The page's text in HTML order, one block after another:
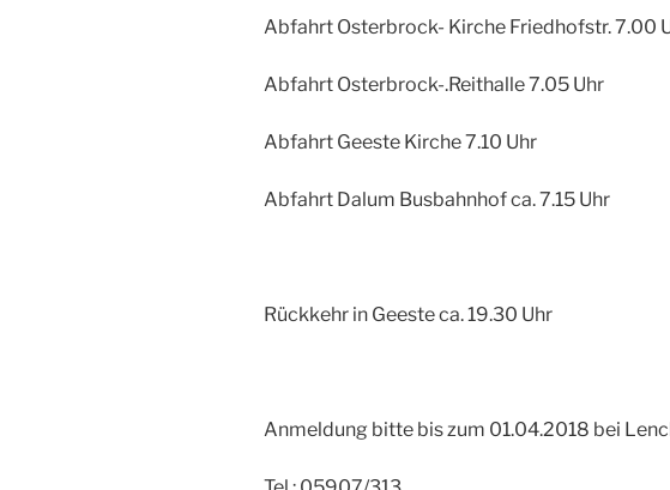
Abfahrt Osterbrock- Kirche Friedhofstr. 7.00
Abfahrt Osterbrock-.Reithalle 7.05 Uhr
Abfahrt Geeste Kirche 7.10 Uhr
Abfahrt Dalum Busbahnhof ca. 7.15 Uhr
Rückkehr in Geeste ca. 19.30 Uhr
Anmeldung bitte bis zum 01.04.2018 bei